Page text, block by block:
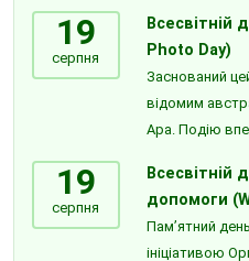
19
серпня
Всесвітній
Photo Day)
Заснований
відомим
Ара. Подію
19
серпня
Всесвітній
допомоги
Пам’ятний
ініціативою